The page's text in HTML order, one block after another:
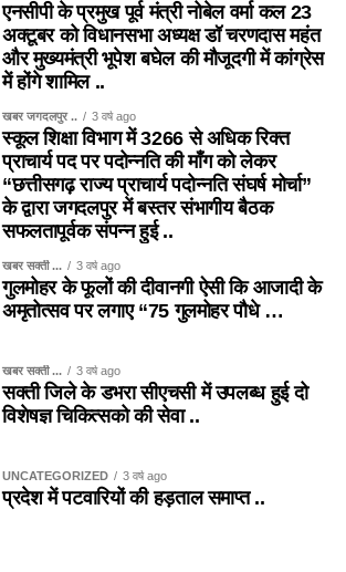
एनसीपी के प्रमुख पूर्व मंत्री नोबेल वर्मा कल 23
अक्टूबर को विधानसभा अध्यक्ष डॉ चरणदास महंत
और मुख्यमंत्री भूपेश बघेल की मौजूदगी में कांग्रेस
में होंगे शामिल ..
खबर जगदलपुर .. 3 वर्ष ago
स्कूल शिक्षा विभाग में 3266 से अधिक रिक्त
प्राचार्य पद पर पदोन्नति की माँग को लेकर
“छत्तीसगढ़ राज्य प्राचार्य पदोन्नति संघर्ष मोर्चा”
के द्वारा जगदलपुर में बस्तर संभागीय बैठक
सफलतापूर्वक संपन्न हुई ..
खबर सक्ती ... 3 वर्ष ago
गुलमोहर के फूलों की दीवानगी ऐसी कि आजादी के
अमृतोत्सव पर लगाए “75 गुलमोहर पौधे …
खबर सक्ती ... 3 वर्ष ago
सक्ती जिले के डभरा सीएचसी में उपलब्ध हुई दो
विशेषज्ञ चिकित्सको की सेवा ..
UNCATEGORIZED 3 वर्ष ago
प्रदेश में पटवारियों की हड़ताल समाप्त ..